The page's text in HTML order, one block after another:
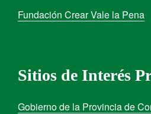
Fundación Crear Vale la Pena
Sitios de Interés
Gobierno de la Provincia de